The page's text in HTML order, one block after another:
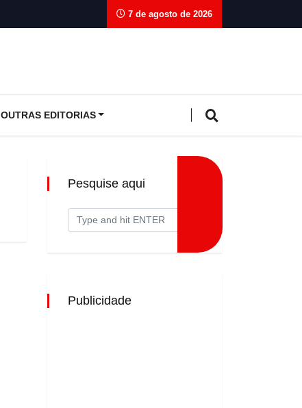
7 de agosto de 2026
OUTRAS EDITORIAS
Pesquise aqui
Publicidade